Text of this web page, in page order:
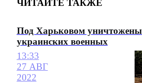
ЧИТАЙТЕ ТАКЖЕ
Под Харьковом уничтожены
украинских военных
13:33
27 АВГ
2022